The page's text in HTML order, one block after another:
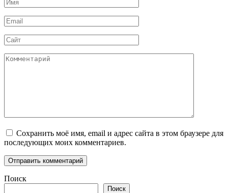
*
Email
*
Сайт
Комментарий
Сохранить моё имя, email и адрес сайта в этом браузере для
последующих моих комментариев.
Поиск
Поиск